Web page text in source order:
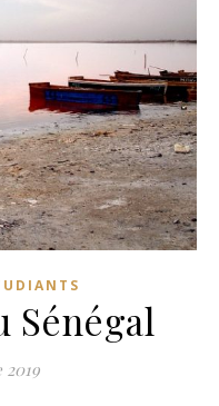
Sénégal